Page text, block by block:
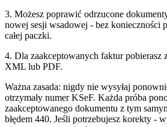
3. Możesz poprawić odrzucone
nowej sesji wsadowej - bez konieczności
całej paczki.
4. Dla zaakceptowanych faktur pobierasz
XML lub PDF.
Ważna zasada: nigdy nie wysyłaj
otrzymały numer KSeF. Każda próba
zaakceptowanego dokumentu z tym
błędem 440. Jeśli potrzebujesz korekty -